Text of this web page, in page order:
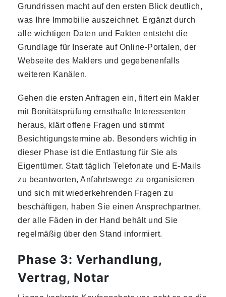
Grundrissen macht auf den ersten Blick deutlich,
was Ihre Immobilie auszeichnet. Ergänzt durch
alle wichtigen Daten und Fakten entsteht die
Grundlage für Inserate auf Online-Portalen, der
Webseite des Maklers und gegebenenfalls
weiteren Kanälen.
Gehen die ersten Anfragen ein, filtert ein Makler
mit Bonitätsprüfung ernsthafte Interessenten
heraus, klärt offene Fragen und stimmt
Besichtigungstermine ab. Besonders wichtig in
dieser Phase ist die Entlastung für Sie als
Eigentümer. Statt täglich Telefonate und E-Mails
zu beantworten, Anfahrtswege zu organisieren
und sich mit wiederkehrenden Fragen zu
beschäftigen, haben Sie einen Ansprechpartner,
der alle Fäden in der Hand behält und Sie
regelmäßig über den Stand informiert.
Phase 3: Verhandlung,
Vertrag, Notar